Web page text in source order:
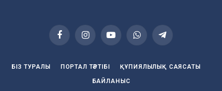
FacebookInstagramYouTubeWhatsAppTelegram
БІЗ ТУРАЛЫ ПОРТАЛ ТӘРТІБІ ҚҰПИЯЛЫЛЫҚ САЯСАТЫ
БАЙЛАНЫС